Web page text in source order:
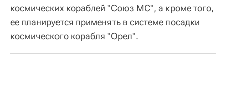
космических кораблей "Союз МС", а кроме того,
ее планируется применять в системе посадки
космического корабля "Орел".